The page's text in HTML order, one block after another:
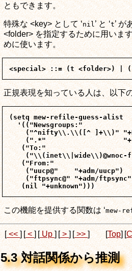
ともできます。
特殊な <key> として ‘nil’ と ‘t’ が
<folder> を指定するために用いま
めに使います。
正規表現を知っている人は、以下
(setq mew-refile-guess-alist
  '(("Newsgroups:"
("^nifty\\.\\([^ ]+\\)"
(".*"
   ("To:"
("\\(inet\\|wide\\)@wnoc-
   ("From:"
    ("uucp@"    "+adm/uucp")
("ftpsync@" "+adm/
この機能を提供する関数は ‘mew-
[ << ] [ < ] [ Up ] [ > ] [ >> ] [Top] [
5.3 対話関係から推測